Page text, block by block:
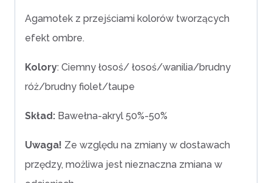
Agamotek z przejściami kolorów tworzących
efekt ombre.
Kolory: Ciemny łosoś/ łosoś/wanilia/brudny
róż/brudny fiolet/taupe
Skład: Bawełna-akryl 50%-50%
Uwaga! Ze względu na zmiany w dostawach
przędzy, możliwa jest nieznaczna zmiana w